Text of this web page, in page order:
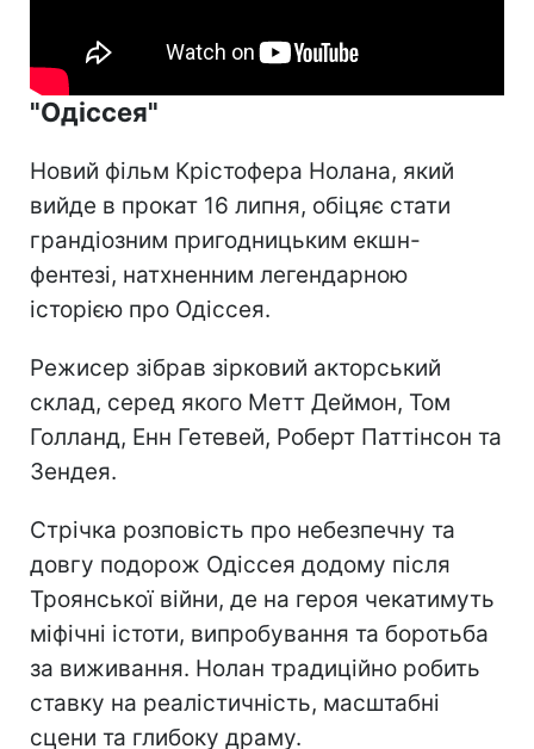
"Одіссея"
Новий фільм Крістофера Нолана, який
вийде в прокат 16 липня, обіцяє стати
грандіозним пригодницьким екшн-
фентезі, натхненним легендарною
історією про Одіссея.
Режисер зібрав зірковий акторський
склад, серед якого Метт Деймон, Том
Голланд, Енн Гетевей, Роберт Паттінсон та
Зендея.
Стрічка розповість про небезпечну та
довгу подорож Одіссея додому після
Троянської війни, де на героя чекатимуть
міфічні істоти, випробування та боротьба
за виживання. Нолан традиційно робить
ставку на реалістичність, масштабні
сцени та глибоку драму.